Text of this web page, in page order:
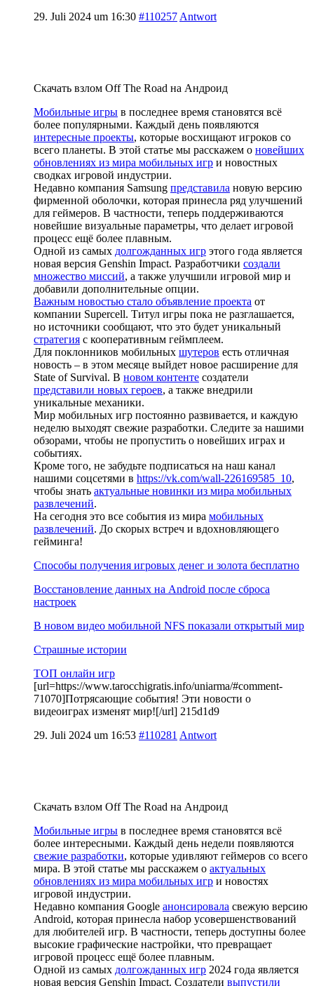
29. Juli 2024 um 16:30 #110257 Antwort
Скачать взлом Off The Road на Андроид
Мобильные игры в последнее время становятся всё
более популярными. Каждый день появляются
интересные проекты, которые восхищают игроков со
всего планеты. В этой статье мы расскажем о новейших
обновлениях из мира мобильных игр и новостных
сводках игровой индустрии.
Недавно компания Samsung представила новую версию
фирменной оболочки, которая принесла ряд улучшений
для геймеров. В частности, теперь поддерживаются
новейшие визуальные параметры, что делает игровой
процесс ещё более плавным.
Одной из самых долгожданных игр этого года является
новая версия Genshin Impact. Разработчики создали
множество миссий, а также улучшили игровой мир и
добавили дополнительные опции.
Важным новостью стало объявление проекта от
компании Supercell. Титул игры пока не разглашается,
но источники сообщают, что это будет уникальный
стратегия с кооперативным геймплеем.
Для поклонников мобильных шутеров есть отличная
новость – в этом месяце выйдет новое расширение для
State of Survival. В новом контенте создатели
представили новых героев, а также внедрили
уникальные механики.
Мир мобильных игр постоянно развивается, и каждую
неделю выходят свежие разработки. Следите за нашими
обзорами, чтобы не пропустить о новейших играх и
событиях.
Кроме того, не забудьте подписаться на наш канал
нашими соцсетями в https://vk.com/wall-226169585_10,
чтобы знать актуальные новинки из мира мобильных
развлечений.
На сегодня это все события из мира мобильных
развлечений. До скорых встреч и вдохновляющего
гейминга!
Способы получения игровых денег и золота бесплатно
Восстановление данных на Android после сброса
настроек
В новом видео мобильной NFS показали открытый мир
Страшные истории
ТОП онлайн игр
[url=https://www.tarocchigratis.info/uniarma/#comment-
71070]Потрясающие события! Эти новости о
видеоиграх изменят мир![/url] 215d1d9
29. Juli 2024 um 16:53 #110281 Antwort
Скачать взлом Off The Road на Андроид
Мобильные игры в последнее время становятся всё
более интересными. Каждый день недели появляются
свежие разработки, которые удивляют геймеров со всего
мира. В этой статье мы расскажем о актуальных
обновлениях из мира мобильных игр и новостях
игровой индустрии.
Недавно компания Google анонсировала свежую версию
Android, которая принесла набор усовершенствований
для любителей игр. В частности, теперь доступны более
высокие графические настройки, что превращает
игровой процесс ещё более плавным.
Одной из самых долгожданных игр 2024 года является
новая версия Genshin Impact. Создатели выпустили